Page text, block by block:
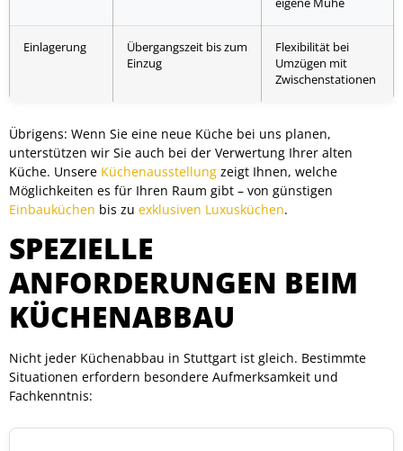
eigene Mühe
Einlagerung
Übergangszeit bis zum
Einzug
Flexibilität bei
Umzügen mit
Zwischenstationen
Übrigens: Wenn Sie eine neue Küche bei uns planen,
unterstützen wir Sie auch bei der Verwertung Ihrer alten
Küche. Unsere Küchenausstellung zeigt Ihnen, welche
Möglichkeiten es für Ihren Raum gibt – von günstigen
Einbauküchen bis zu exklusiven Luxusküchen.
SPEZIELLE
ANFORDERUNGEN BEIM
KÜCHENABBAU
Nicht jeder Küchenabbau in Stuttgart ist gleich. Bestimmte
Situationen erfordern besondere Aufmerksamkeit und
Fachkenntnis: